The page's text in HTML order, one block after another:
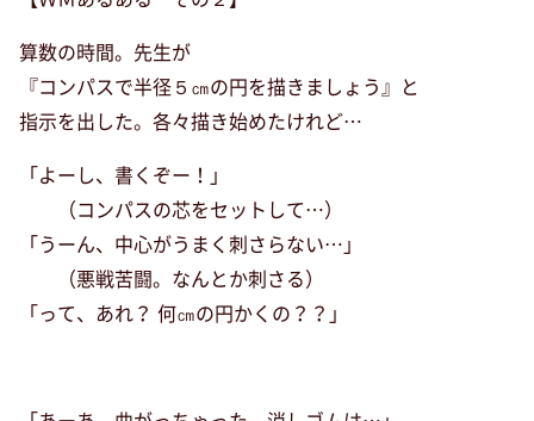
算数の時間。先生が
『コンパスで半径５㎝の円を描きましょう』と
指示を出した。各々描き始めたけれど…
「よーし、書くぞー！」
（コンパスの芯をセットして…）
「うーん、中心がうまく刺さらない…」
（悪戦苦闘。なんとか刺さる）
「って、あれ？ 何㎝の円かくの？？」